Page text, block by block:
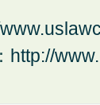
http://